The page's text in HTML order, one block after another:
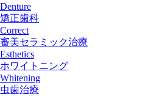
Denture
矯正歯科
Correct
審美セラミック治療
Esthetics
ホワイトニング
Whitening
虫歯治療